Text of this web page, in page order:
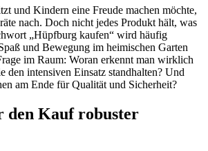
und Kindern eine Freude machen möchte,
nach. Doch nicht jedes Produkt hält, was
„Hüpfburg kaufen“ wird häufig
und Bewegung im heimischen Garten
im Raum: Woran erkennt man wirklich
den intensiven Einsatz standhalten? Und
am Ende für Qualität und Sicherheit?
den Kauf robuster